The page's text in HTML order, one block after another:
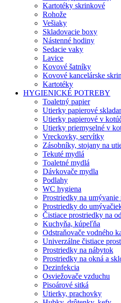
Kartotéky skrinkové
Rohože
Vešiaky
Skladovacie boxy
Nástenné hodiny
Sedacie vaky
Lavice
Kovové šatníky
Kovové kancelárske
Kartotéky
HYGIENICKÉ POTREBY
Toaletný papier
Utierky papierové
Utierky papierové v
Utierky priemyselné v
Vreckovky, servítky
Zásobníky, stojany na
Tekuté mydlá
Toaletné mydlá
Dávkovače mydla
Podlahy
WC hygiena
Prostriedky na umývanie
Prostriedky do
Čistiace prostriedky na
Kuchyňa, kúpeľňa
Odstraňovače vodného
Univerzálne čistiace
Prostriedky na nábytok
Prostriedky na okná a
Dezinfekcia
Osviežovače vzduchu
Pisoárové sitká
Utierky, prachovky